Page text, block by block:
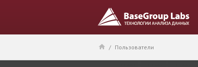
/ Пользователи